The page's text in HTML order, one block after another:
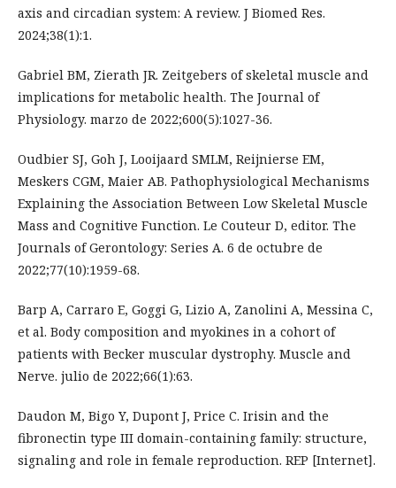
axis and circadian system: A review. J Biomed Res.
2024;38(1):1.
Gabriel BM, Zierath JR. Zeitgebers of skeletal muscle and
implications for metabolic health. The Journal of
Physiology. marzo de 2022;600(5):1027-36.
Oudbier SJ, Goh J, Looijaard SMLM, Reijnierse EM,
Meskers CGM, Maier AB. Pathophysiological Mechanisms
Explaining the Association Between Low Skeletal Muscle
Mass and Cognitive Function. Le Couteur D, editor. The
Journals of Gerontology: Series A. 6 de octubre de
2022;77(10):1959-68.
Barp A, Carraro E, Goggi G, Lizio A, Zanolini A, Messina C,
et al. Body composition and myokines in a cohort of
patients with Becker muscular dystrophy. Muscle and
Nerve. julio de 2022;66(1):63.
Daudon M, Bigo Y, Dupont J, Price C. Irisin and the
fibronectin type III domain-containing family: structure,
signaling and role in female reproduction. REP [Internet].